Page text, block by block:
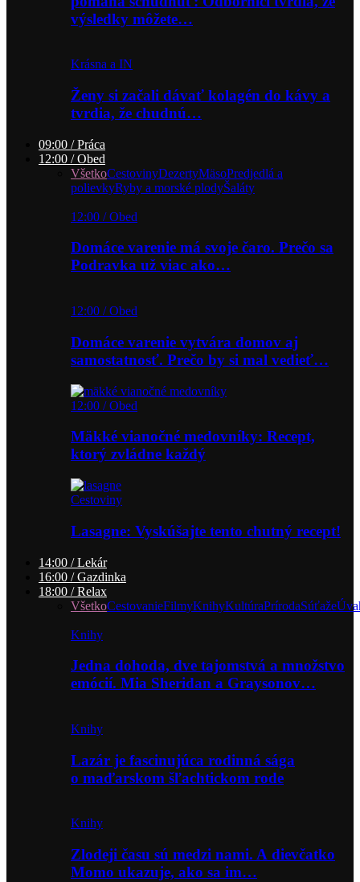
výsledky môžete…
Krásna a IN
Ženy si začali dávať kolagén do kávy a
tvrdia, že chudnú…
09:00 / Práca
12:00 / Obed
VšetkoCestovinyDezertyMäsoPredjedlá a
polievkyRyby a morské plodyŠaláty
12:00 / Obed
Domáce varenie má svoje čaro. Prečo sa
Podravka už viac ako…
12:00 / Obed
Domáce varenie vytvára domov aj
samostatnosť. Prečo by si mal vedieť…
12:00 / Obed
Mäkké vianočné medovníky: Recept,
ktorý zvládne každý
Cestoviny
Lasagne: Vyskúšajte tento chutný recept!
14:00 / Lekár
16:00 / Gazdinka
18:00 / Relax
VšetkoCestovanieFilmyKnihyKultúraPrírodaSúťaže
Knihy
Jedna dohoda, dve tajomstvá a množstvo
emócií. Mia Sheridan a Graysonov…
Knihy
Lazár je fascinujúca rodinná sága
o maďarskom šľachtickom rode
Knihy
Zlodeji času sú medzi nami. A dievčatko
Momo ukazuje, ako sa im…